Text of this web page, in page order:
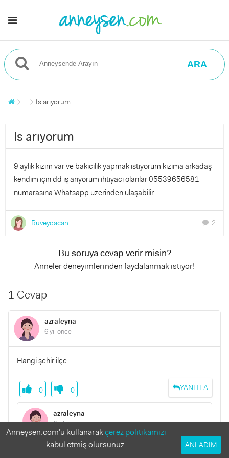
ARA
... Is arıyorum
Is arıyorum
9 aylık kızım var ve bakıcılık yapmak istiyorum kızıma arkadaş
kendim için dd iş arıyorum ihtiyacı olanlar 05539656581
numarasına Whatsapp üzerinden ulaşabilir.
Ruveydacan chat 2
Bu soruya cevap verir misin?
Anneler deneyimlerinden faydalanmak istiyor!
1 Cevap
azraleyna
6 yıl önce
Hangi şehir ilçe
YANITLA
0 0
azraleyna
6 yıl önce
Anneysen.com'u kullanarakçerez politikamızı
kabul etmiş olursunuz.
ANLADIM